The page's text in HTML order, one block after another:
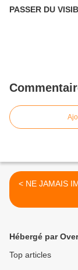
PASSER DU
< NE JAMAIS
Hébergé par
Top articles